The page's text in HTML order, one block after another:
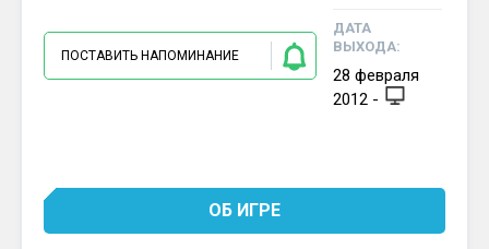
ПОСТАВИТЬ НАПОМИНАНИЕ
ДАТА
ВЫХОДА:
28 февраля
2012 -
ОБ ИГРЕ